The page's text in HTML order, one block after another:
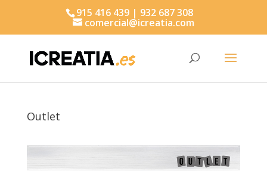
915 416 439 | 932 687 308
comercial@icreatia.com
Outlet